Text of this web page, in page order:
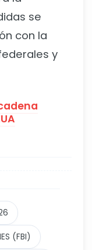
se
con la
y
(FBI)